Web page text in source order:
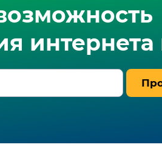
интернета